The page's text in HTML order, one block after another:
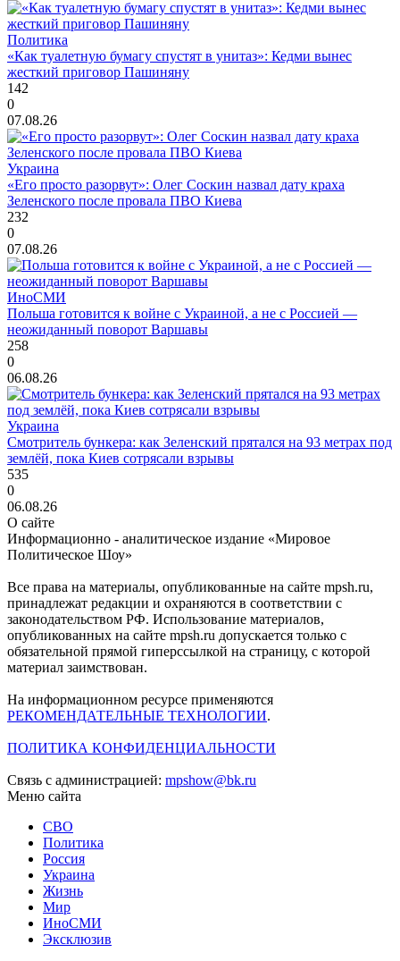
Политика
«Как туалетную бумагу спустят в унитаз»: Кедми вынес
жесткий приговор Пашиняну
142
0
07.08.26
Украина
«Его просто разорвут»: Олег Соскин назвал дату краха
Зеленского после провала ПВО Киева
232
0
07.08.26
ИноСМИ
Польша готовится к войне с Украиной, а не с Россией —
неожиданный поворот Варшавы
258
0
06.08.26
Украина
Смотритель бункера: как Зеленский прятался на 93 метрах под
землёй, пока Киев сотрясали взрывы
535
0
06.08.26
О сайте
Информационно - аналитическое издание «Мировое
Политическое Шоу»
Все права на материалы, опубликованные на сайте mpsh.ru,
принадлежат редакции и охраняются в соответствии с
законодательством РФ. Использование материалов,
опубликованных на сайте mpsh.ru допускается только с
обязательной прямой гиперссылкой на страницу, с которой
материал заимствован.
На информационном ресурсе применяются
РЕКОМЕНДАТЕЛЬНЫЕ ТЕХНОЛОГИИ.
ПОЛИТИКА КОНФИДЕНЦИАЛЬНОСТИ
Связь с администрацией: mpshow@bk.ru
Меню сайта
СВО
Политика
Россия
Украина
Жизнь
Мир
ИноСМИ
Эксклюзив